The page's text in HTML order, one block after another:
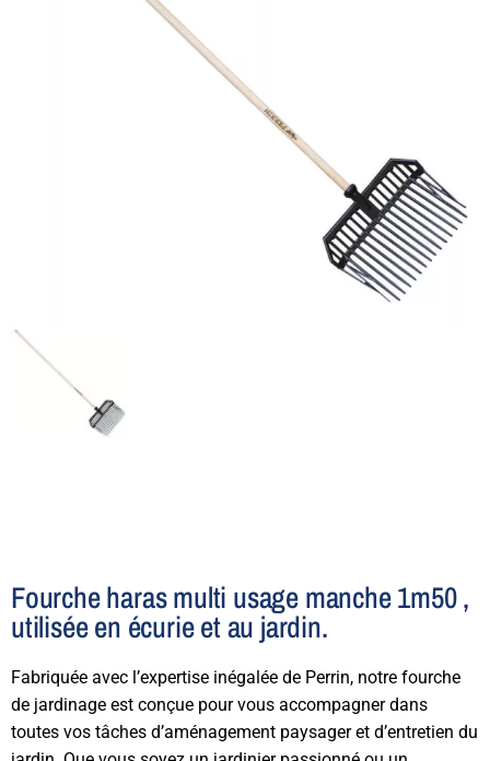
Fourche haras multi usage manche 1m50 ,
utilisée en écurie et au jardin.
Fabriquée avec l’expertise inégalée de Perrin, notre fourche
de jardinage est conçue pour vous accompagner dans
toutes vos tâches d’aménagement paysager et d’entretien du